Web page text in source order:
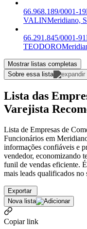
66.968.189/0001-19
VALINMeridiano,
66.291.845/0001-91
TEODORO
Mostrar listas completas
Sobre essa lista
Lista das
Varejista
Lista de Empresas de
Funcionários em
informações confiáveis e
vendedor, economizando
funil de vendas eficiente.
mais leads qualificados no
Exportar
Nova lista
Copiar link